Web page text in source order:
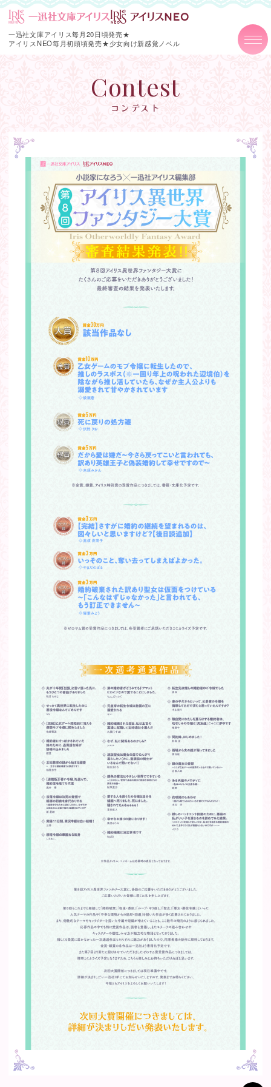
一迅社文庫アイリス毎月20日頃発売★
アイリスNEO毎月初頭頃発売★少女向け新感覚ノベル
Contest
コンテスト